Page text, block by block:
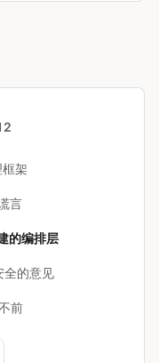
架
言
的编排层
全的意见
前